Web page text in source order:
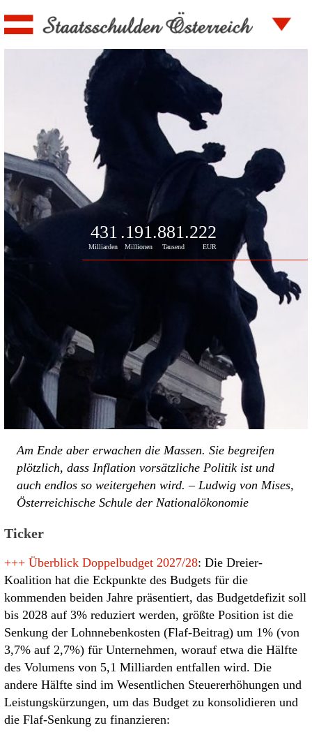
.222
EUR
.881
Tausend
.191
Millionen
431
Milliarden
Am Ende aber erwachen die Massen. Sie begreifen
plötzlich, dass Inflation vorsätzliche Politik ist und
auch endlos so weitergehen wird. – Ludwig von Mises,
Österreichische Schule der Nationalökonomie
Ticker
+++ Überblick Doppelbudget 2027/28: Die Dreier-
Koalition hat die Eckpunkte des Budgets für die
kommenden beiden Jahre präsentiert, das Budgetdefizit soll
bis 2028 auf 3% reduziert werden, größte Position ist die
Senkung der Lohnnebenkosten (Flaf-Beitrag) um 1% (von
3,7% auf 2,7%) für Unternehmen, worauf etwa die Hälfte
des Volumens von 5,1 Milliarden entfallen wird. Die
andere Hälfte sind im Wesentlichen Steuererhöhungen und
Leistungskürzungen, um das Budget zu konsolidieren und
die Flaf-Senkung zu finanzieren: